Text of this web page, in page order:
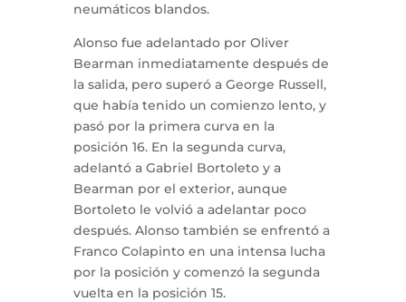
neumáticos blandos.
Alonso fue adelantado por Oliver
Bearman inmediatamente después de
la salida, pero superó a George Russell,
que había tenido un comienzo lento, y
pasó por la primera curva en la
posición 16. En la segunda curva,
adelantó a Gabriel Bortoleto y a
Bearman por el exterior, aunque
Bortoleto le volvió a adelantar poco
después. Alonso también se enfrentó a
Franco Colapinto en una intensa lucha
por la posición y comenzó la segunda
vuelta en la posición 15.